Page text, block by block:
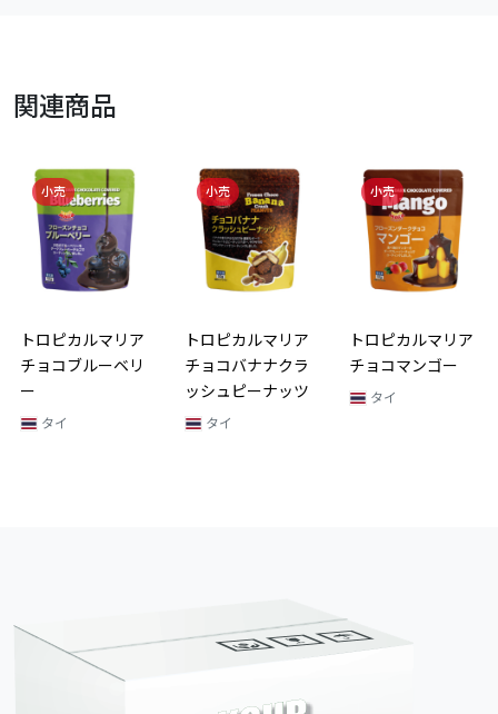
関連商品
ア
リ
小売
トロピカルマリア
チョコバナナクラ
ッシュピーナッツ
小売
トロピカルマリア
チョコマンゴー
タイ
小売
トロピカル
ホワイトチ
トロベリー
タイ